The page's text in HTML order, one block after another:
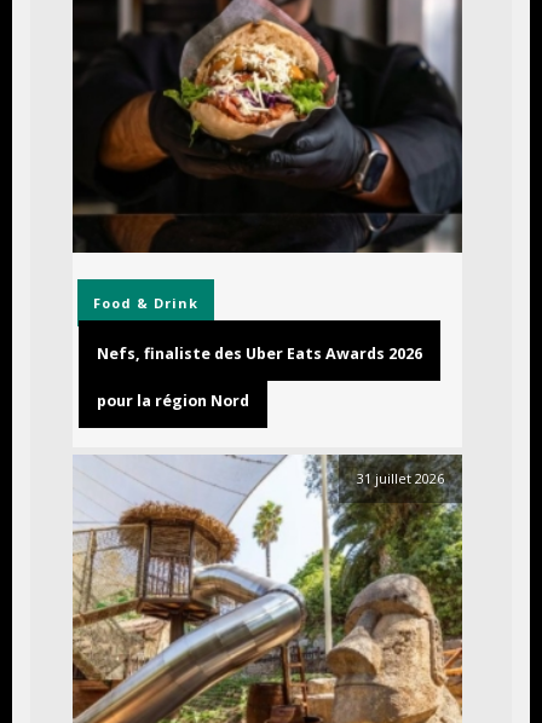
Food & Drink
Nefs, finaliste des Uber Eats Awards 2026
pour la région Nord
31 juillet 2026